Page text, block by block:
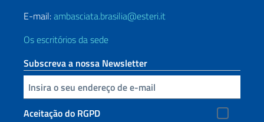
E-mail:ambasciata.brasilia@esteri.it
Os escritórios da sede
Subscreva a nossa Newsletter
Inserisci la tua email
Aceitação do RGPD